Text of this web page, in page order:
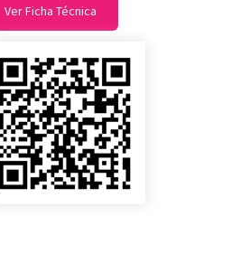
Ver Ficha Técnica